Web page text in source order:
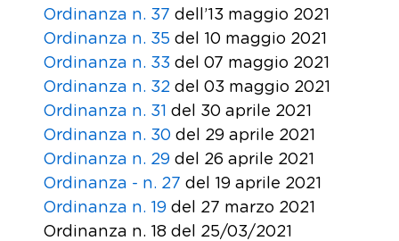
Ordinanza n. 37 dell’13 maggio 2021
Ordinanza n. 35 del 10 maggio 2021
Ordinanza n. 33 del 07 maggio 2021
Ordinanza n. 32 del 03 maggio 2021
Ordinanza n. 31 del 30 aprile 2021
Ordinanza n. 30 del 29 aprile 2021
Ordinanza n. 29 del 26 aprile 2021
Ordinanza - n. 27 del 19 aprile 2021
Ordinanza n. 19 del 27 marzo 2021
Ordinanza n. 18 del 25/03/2021